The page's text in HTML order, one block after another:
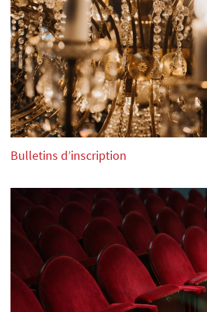
prendre part sans prétendre à aucune
Gala Concert final du concours et au
supplémentaire si celui-ci est organisé.
Gala, le participant devra présenter une
lui par le jury.
13. Les vainqueurs des Grand-prix et
précédentes, peuvent participer de
mais seulement dans une discipline ou
14. Le candidat doit obligatoirement
programme de mémoire seulement
piano solo. Dans la discipline piano à 4
permis d’utiliser des partitions sur scène.
15. Dans le cas du non-respect des
candidats récompensés perdent leurs
Bulletins d’inscription